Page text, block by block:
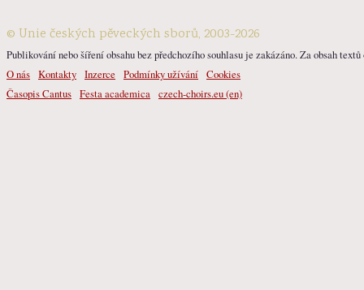
© Unie českých pěveckých sborů, 2003-2026
Publikování nebo šíření obsahu bez předchozího souhlasu je zakázáno. Za obsah
O nás Kontakty Inzerce Podmínky užívání Cookies
Časopis Cantus Festa academica czech-choirs.eu (en)